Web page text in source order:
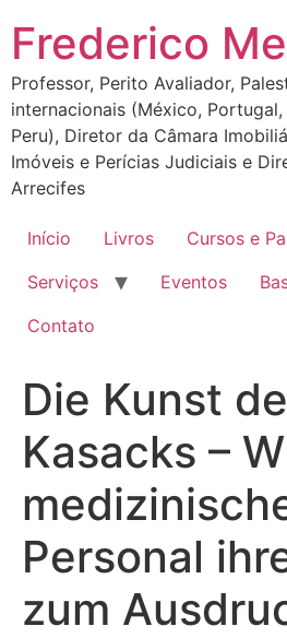
para
conteúdo
Frederico
Professor, Perito Avaliador,
internacionais (México, Portugal,
Peru), Diretor da Câmara
Imóveis e Perícias Judiciais e
Arrecifes
Início Livros
Cursos e
Serviços
Eventos
Contato
Die Kunst
Kasacks –
Personal
zum